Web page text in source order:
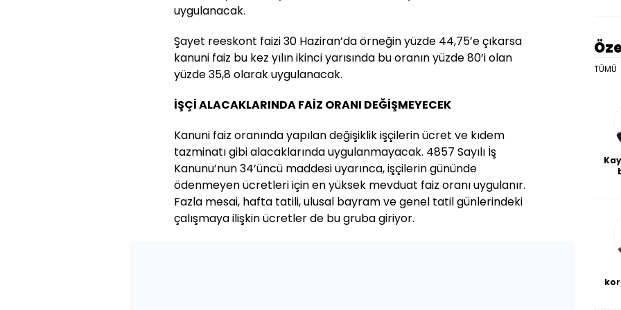
uygulanacak.
Şayet reeskont faizi 30 Haziran’da örneğin yüzde 44,75’e çıkarsa
kanuni faiz bu kez yılın ikinci yarısında bu oranın yüzde 80’i olan
yüzde 35,8 olarak uygulanacak.
İŞÇİ ALACAKLARINDA FAİZ ORANI DEĞİŞMEYECEK
Kanuni faiz oranında yapılan değişiklik işçilerin ücret ve kıdem
tazminatı gibi alacaklarında uygulanmayacak. 4857 Sayılı İş
Kanunu’nun 34’üncü maddesi uyarınca, işçilerin gününde
ödenmeyen ücretleri için en yüksek mevduat faiz oranı uygulanır.
Fazla mesai, hafta tatili, ulusal bayram ve genel tatil günlerindeki
çalışmaya ilişkin ücretler de bu gruba giriyor.
TÜMÜ